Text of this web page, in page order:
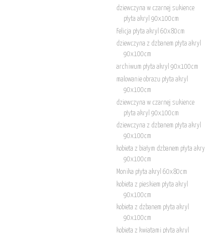
dziewczyna w czarnej sukience
płyta akryl 90x100cm
Felicja płyta akryl 60x80cm
dziewczyna z dzbanem płyta akryl
90x100cm
archiwum płyta akryl 90x100cm
malowanie obrazu płyta akryl
90x100cm
dziewczyna w czarnej sukience
płyta akryl 90x100cm
dziewczyna z dzbanem płyta akryl
90x100cm
kobieta z białym dzbanem płyta akryl
90x100cm
Monika płyta akryl 60x80cm
kobieta z pieskiem płyta akryl
90x100cm
kobieta z dzbanem płyta akryl
90x100cm
kobieta z kwiatami płyta akryl